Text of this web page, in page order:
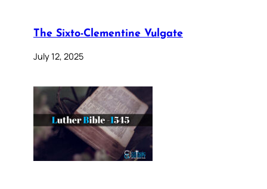
The Sixto-Clementine Vulgate
July 12, 2025